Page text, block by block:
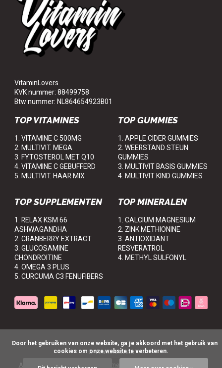
VitaminLovers
KVK nummer: 88499758
Btw nummer: NL864654923B01
TOP VITAMINES
1. VITAMINE C 500MG
2. MULTIVIT. MEGA
3. FYTOSTEROL MET Q10
4. VITAMINE C GEBUFFERD
5. MULTIVIT. HAAR MIX
TOP GUMMIES
1. APPLE CIDER GUMMIES
2. WEERSTAND STEUN
GUMMIES
3. MULTIVIT BASIS GUMMIES
4. MULTIVIT KIND GUMMIES
TOP SUPPLEMENTEN
1. RELAX KSM 66
ASHWAGANDHA
2. CRANBERRY EXTRACT
3. GLUCOSAMINE
CHONDROITINE
4. OMEGA 3 PLUS
5. CURCUMA C3 FENUFIBERS
TOP MINERALEN
1. CALCIUM MAGNESIUM
2. ZINK METHIONINE
3. ANTIOXIDANT
RESVERATROL
4. METHYL SULFONYL
Algemene voorwaarden Disclaimer Privacy Policy Sitemap
© VitaminLovers
cookies om onze website te verbeteren.